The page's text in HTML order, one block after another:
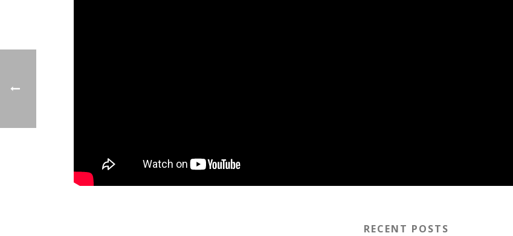
RECENT POSTS